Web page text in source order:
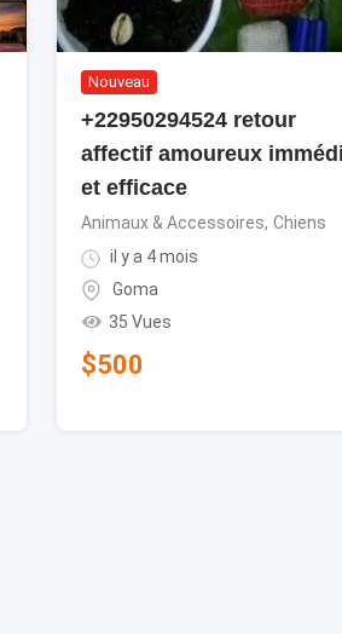
Nouveau
+22950294524 retour
affectif amoureux
et efficace
Animaux & Accessoires, Chiens
il y a 4 mois
Goma
35 Vues
$500